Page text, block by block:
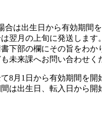
は出生日から有効期間を
翌月の上旬に発送します。
部の欄にその旨をわ
未来課へお問い合わせく
8月1日から有効期間を開
は出生日、転入日から